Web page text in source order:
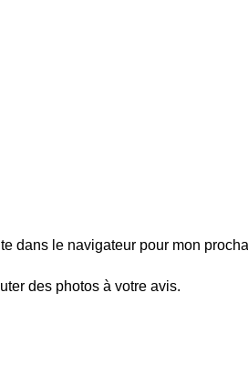
dans le navigateur pour mon
des photos à votre avis.